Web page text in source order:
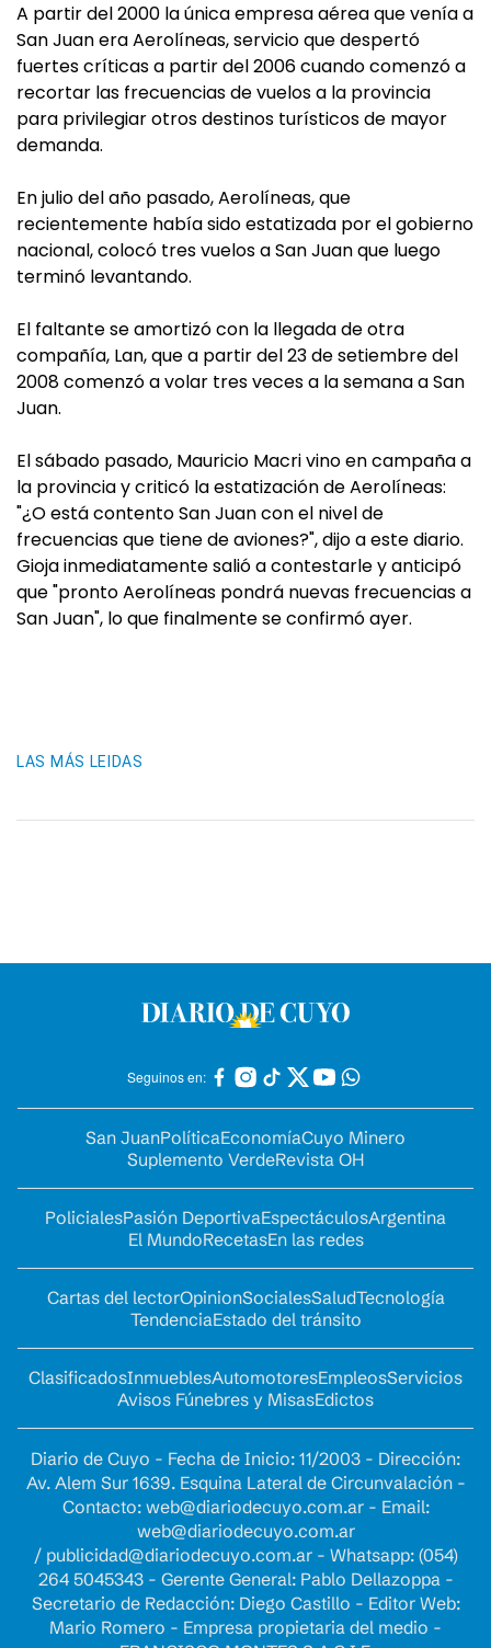
A partir del 2000 la única empresa aérea que venía a
San Juan era Aerolíneas, servicio que despertó
fuertes críticas a partir del 2006 cuando comenzó a
recortar las frecuencias de vuelos a la provincia
para privilegiar otros destinos turísticos de mayor
demanda.
En julio del año pasado, Aerolíneas, que
recientemente había sido estatizada por el gobierno
nacional, colocó tres vuelos a San Juan que luego
terminó levantando.
El faltante se amortizó con la llegada de otra
compañía, Lan, que a partir del 23 de setiembre del
2008 comenzó a volar tres veces a la semana a San
Juan.
El sábado pasado, Mauricio Macri vino en campaña a
la provincia y criticó la estatización de Aerolíneas:
"¿O está contento San Juan con el nivel de
frecuencias que tiene de aviones?", dijo a este diario.
Gioja inmediatamente salió a contestarle y anticipó
que "pronto Aerolíneas pondrá nuevas frecuencias a
San Juan", lo que finalmente se confirmó ayer.
LAS MÁS LEIDAS
Seguinos en:
San JuanPolíticaEconomíaCuyo Minero
Suplemento VerdeRevista OH
PolicialesPasión DeportivaEspectáculosArgentina
El MundoRecetasEn las redes
Cartas del lectorOpinionSocialesSaludTecnología
TendenciaEstado del tránsito
ClasificadosInmueblesAutomotoresEmpleosServicios
Avisos Fúnebres y MisasEdictos
Diario de Cuyo - Fecha de Inicio: 11/2003 - Dirección:
Av. Alem Sur 1639. Esquina Lateral de Circunvalación -
Contacto: web@diariodecuyo.com.ar- Email:
web@diariodecuyo.com.ar
/ publicidad@diariodecuyo.com.ar- Whatsapp: (054)
264 5045343 - Gerente General: Pablo Dellazoppa -
Secretario de Redacción: Diego Castillo - Editor Web:
Mario Romero - Empresa propietaria del medio -